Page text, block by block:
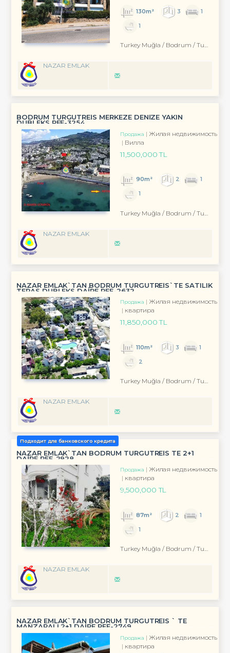
130m² 3
1
1
Turkey Muğla / Bodrum / Turgutreis
NAZAR EMLAK
BODRUM TURGUTREİS MERKEZE DENİZE YAKIN
DUBLEKS REF-3254
Продажа
Жилая недвижимость
Вилла
11,500,000 TL
90m² 2
1
1
Turkey Muğla / Bodrum / Turgutreis
NAZAR EMLAK
NAZAR EMLAK`TAN BODRUM TURGUTREİS`TE SATILIK
TERAS DUBLEKS DAİRE REF-2632
Продажа
Жилая недвижимость
квартира
11,850,000 TL
110m² 3
1
2
Turkey Muğla / Bodrum / Turgutreis
NAZAR EMLAK
Подходит для банковского кредита
NAZAR EMLAK`TAN BODRUM TURGUTREİS TE 2+1
DAİRE REF-2928
Продажа
Жилая недвижимость
квартира
9,500,000 TL
87m² 2
1
1
Turkey Muğla / Bodrum / Turgutreis
NAZAR EMLAK
NAZAR EMLAK`TAN BODRUM TURGUTREİS ` TE
MANZARALI 2+1 DAİRE REF-2749
Продажа
Жилая недвижимость
квартира